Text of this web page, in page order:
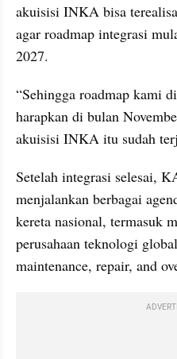
akuisisi INKA bisa
agar roadmap integrasi
2027.
“Sehingga roadmap kami
harapkan di bulan
akuisisi INKA itu sudah
Setelah integrasi selesai,
menjalankan berbagai
kereta nasional, termasuk
perusahaan teknologi
maintenance, repair, and